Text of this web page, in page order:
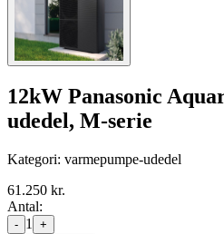
12kW Panasonic
udedel, M-serie
Kategori: varmepumpe-udedel
61.250 kr.
Antal:
- 1
+